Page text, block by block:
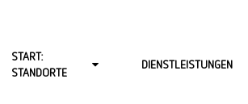
START:
STANDORTE
DIENSTLEISTUNGEN